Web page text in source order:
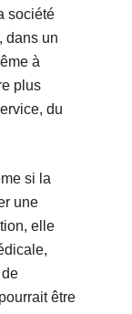
société
dans un
à
plus
du
si la
une
elle
être